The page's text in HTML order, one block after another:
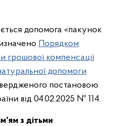
допомога «пакунок
Порядком
грошової компенсації
допомоги
постановою
від 04.02.2025 № 114.
з дітьми